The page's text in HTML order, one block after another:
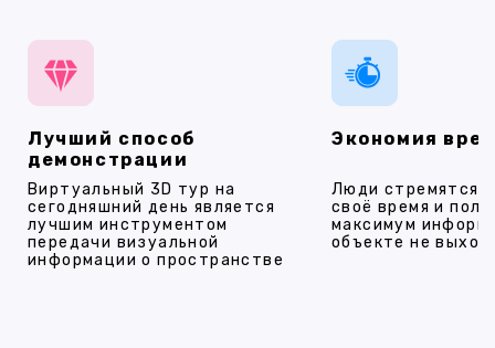
Лучший способ
демонстрации
Виртуальный 3D тур на
сегодняшний день является
лучшим инструментом
передачи визуальной
информации о пространстве
Экономия
Люди стремятся
своё время и
максимум
объекте не